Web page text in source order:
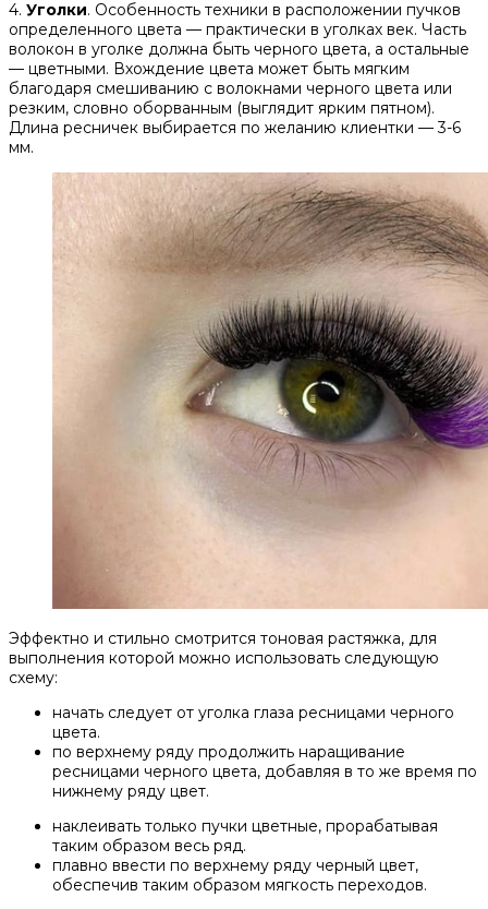
4. Уголки. Особенность техники в расположении пучков
определенного цвета — практически в уголках век. Часть
волокон в уголке должна быть черного цвета, а остальные
— цветными. Вхождение цвета может быть мягким
благодаря смешиванию с волокнами черного цвета или
резким, словно оборванным (выглядит ярким пятном).
Длина ресничек выбирается по желанию клиентки — 3-6
мм.
Эффектно и стильно смотрится тоновая растяжка, для
выполнения которой можно использовать следующую
схему:
начать следует от уголка глаза ресницами черного
цвета.
по верхнему ряду продолжить наращивание
ресницами черного цвета, добавляя в то же время по
нижнему ряду цвет.
наклеивать только пучки цветные, прорабатывая
таким образом весь ряд.
плавно ввести по верхнему ряду черный цвет,
обеспечив таким образом мягкость переходов.